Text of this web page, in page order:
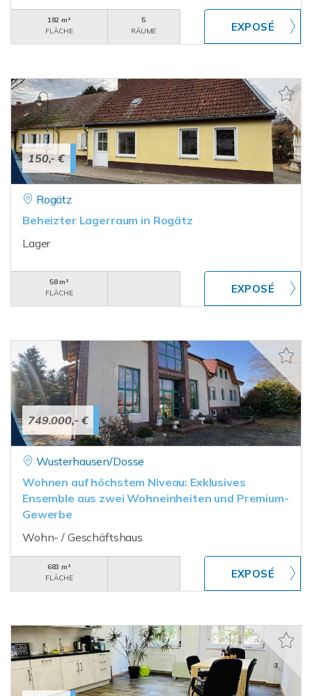
182 m²
FLÄCHE
5
RÄUME
150,- €
Rogätz
Beheizter Lagerraum in Rogätz
Lager
58 m²
FLÄCHE
749.000,- €
Wusterhausen/Dosse
Wohnen auf höchstem Niveau: Exklusives
Ensemble aus zwei Wohneinheiten und Premium-
Gewerbe
Wohn- / Geschäftshaus
683 m²
FLÄCHE